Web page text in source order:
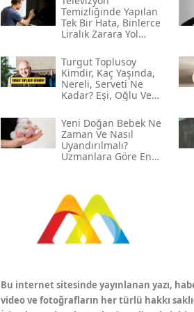
Temizliğinde Yapılan
Tek Bir Hata, Binlerce
Liralık Zarara Yol
Turgut Toplusoy
Kimdir, Kaç Yaşında,
Nereli, Serveti Ne
Kadar? Eşi, Oğlu Ve
Yeni Doğan Bebek Ne
Zaman Ve Nasıl
Uyandırılmalı?
Uzmanlara Göre En
Bu internet sitesinde yayınlanan yazı,
video ve fotoğrafların her türlü hakkı